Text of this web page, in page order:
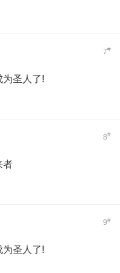
7#
圣人了!
8#
者
9#
圣人了!